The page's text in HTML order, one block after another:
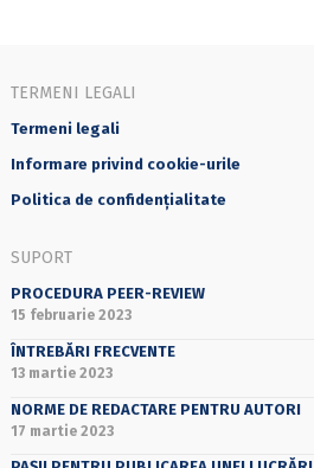
TERMENI LEGALI
Termeni legali
Informare privind cookie-urile
Politica de confidențialitate
SUPORT
PROCEDURA PEER-REVIEW
15 februarie 2023
ÎNTREBĂRI FRECVENTE
13 martie 2023
NORME DE REDACTARE PENTRU AUTORI
17 martie 2023